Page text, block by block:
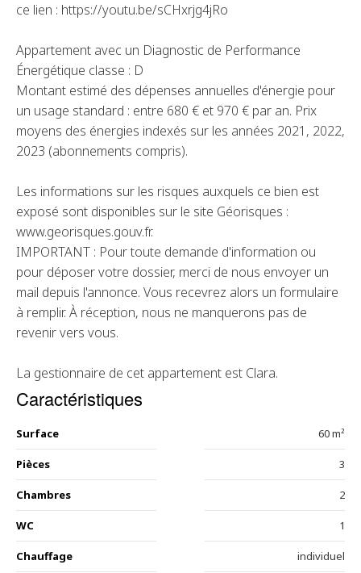
ce lien : https://youtu.be/sCHxrjg4jRo
Appartement avec un Diagnostic de Performance
Énergétique classe : D
Montant estimé des dépenses annuelles d'énergie pour
un usage standard : entre 680 € et 970 € par an. Prix
moyens des énergies indexés sur les années 2021, 2022,
2023 (abonnements compris).
Les informations sur les risques auxquels ce bien est
exposé sont disponibles sur le site Géorisques :
www.georisques.gouv.fr.
IMPORTANT : Pour toute demande d'information ou
pour déposer votre dossier, merci de nous envoyer un
mail depuis l'annonce. Vous recevrez alors un formulaire
à remplir. À réception, nous ne manquerons pas de
revenir vers vous.
La gestionnaire de cet appartement est Clara.
Caractéristiques
Surface 60 m²
Pièces 3
Chambres 2
WC 1
Chauffage individuel